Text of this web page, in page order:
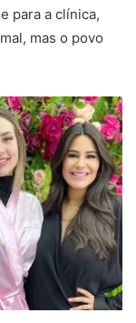
para a clínica,
mas o povo